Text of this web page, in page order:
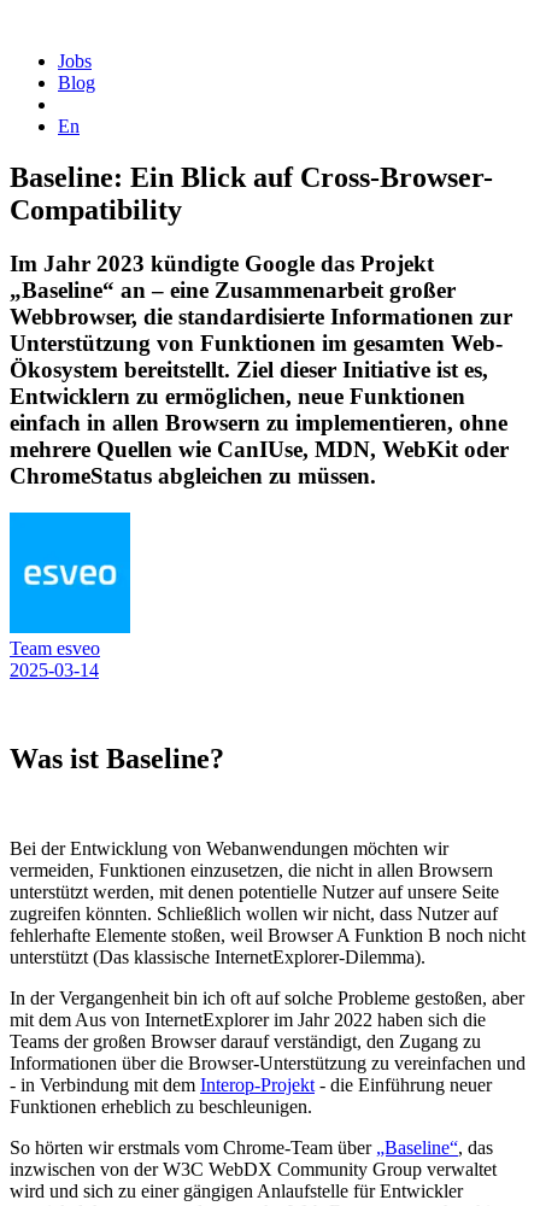
Jobs
Blog
En
Baseline: Ein Blick auf Cross-Browser-
Compatibility
Im Jahr 2023 kündigte Google das Projekt
„Baseline“ an – eine Zusammenarbeit großer
Webbrowser, die standardisierte Informationen zur
Unterstützung von Funktionen im gesamten Web-
Ökosystem bereitstellt. Ziel dieser Initiative ist es,
Entwicklern zu ermöglichen, neue Funktionen
einfach in allen Browsern zu implementieren, ohne
mehrere Quellen wie CanIUse, MDN, WebKit oder
ChromeStatus abgleichen zu müssen.
Team esveo
2025-03-14
Was ist Baseline?
Bei der Entwicklung von Webanwendungen möchten wir
vermeiden, Funktionen einzusetzen, die nicht in allen Browsern
unterstützt werden, mit denen potentielle Nutzer auf unsere Seite
zugreifen könnten. Schließlich wollen wir nicht, dass Nutzer auf
fehlerhafte Elemente stoßen, weil Browser A Funktion B noch nicht
unterstützt (Das klassische InternetExplorer-Dilemma).
In der Vergangenheit bin ich oft auf solche Probleme gestoßen, aber
mit dem Aus von InternetExplorer im Jahr 2022 haben sich die
Teams der großen Browser darauf verständigt, den Zugang zu
Informationen über die Browser-Unterstützung zu vereinfachen und
- in Verbindung mit dem Interop-Projekt - die Einführung neuer
Funktionen erheblich zu beschleunigen.
So hörten wir erstmals vom Chrome-Team über „Baseline“, das
inzwischen von der W3C WebDX Community Group verwaltet
wird und sich zu einer gängigen Anlaufstelle für Entwickler